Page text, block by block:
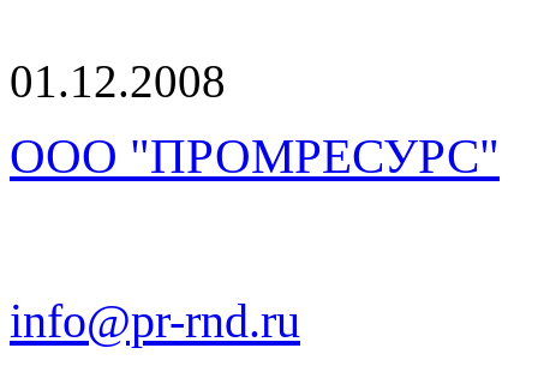
01.12.2008
ООО "ПРОМРЕСУРС"
info@pr-rnd.ru